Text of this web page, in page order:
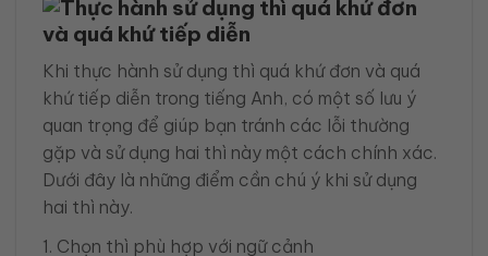
Khi thực hành sử dụng thì quá khứ đơn và quá
khứ tiếp diễn trong tiếng Anh, có một số lưu ý
quan trọng để giúp bạn tránh các lỗi thường
gặp và sử dụng hai thì này một cách chính xác.
Dưới đây là những điểm cần chú ý khi sử dụng
hai thì này.
1. Chọn thì phù hợp với ngữ cảnh